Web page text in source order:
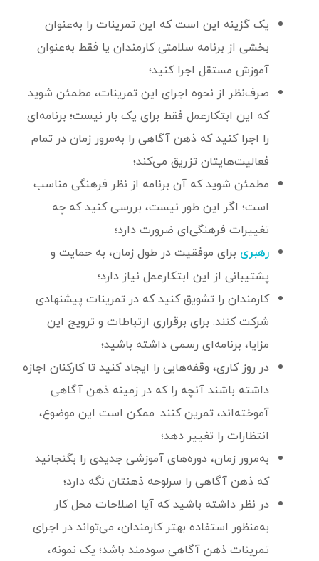
یک گزینه این است که این تمرینات را به‌عنوان
بخشی از برنامه سلامتی کارمندان یا فقط به‌عنوان
آموزش مستقل اجرا کنید؛
صرف‌نظر از نحوه اجرای این تمرینات، مطمئن شوید
که این ابتکارعمل فقط برای یک بار نیست؛ برنامه‌ای
را اجرا کنید که ذهن ‌آگاهی را به‌مرور زمان در تمام
فعالیت‌هایتان تزریق می‌کند؛
مطمئن شوید که آن برنامه از نظر فرهنگی مناسب
است؛ اگر این طور نیست، بررسی کنید که چه
تغییرات فرهنگی‌ای ضرورت دارد؛
رهبری برای موفقیت در طول زمان، به حمایت و
پشتیبانی از این ابتکارعمل نیاز دارد؛
کارمندان را تشویق کنید که در تمرینات پیشنهادی
شرکت کنند. برای برقراری ارتباطات و ترویج این
مزایا، برنامه‌ای رسمی داشته باشید؛
در روز کاری، وقفه‌هایی را ایجاد کنید تا کارکنان اجازه
داشته باشند آنچه را که در زمینه ذهن ‌آگاهی
آموخته‌اند، تمرین کنند. ممکن است این موضوع،
انتظارات را تغییر دهد؛
به‌مرور زمان، دوره‌های آموزشی جدیدی را بگنجانید
که ذهن آگاهی را سرلوحه ذهنتان نگه دارد؛
در نظر داشته باشید که آیا اصلاحات محل کار
به‌منظور استفاده بهتر کارمندان، می‌تواند در اجرای
تمرینات ذهن ‌آگاهی سودمند باشد؛ یک نمونه،